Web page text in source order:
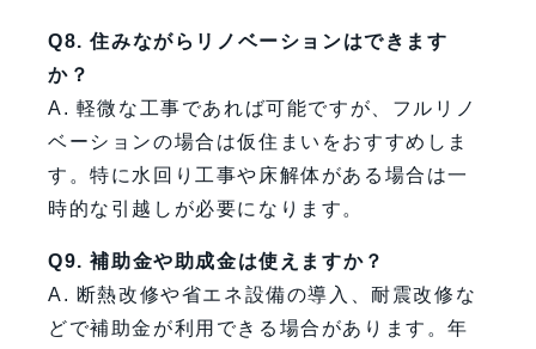
Q8. 住みながらリノベーションはできます
か？
A. 軽微な工事であれば可能ですが、フルリノ
ベーションの場合は仮住まいをおすすめしま
す。特に水回り工事や床解体がある場合は一
時的な引越しが必要になります。
Q9. 補助金や助成金は使えますか？
A. 断熱改修や省エネ設備の導入、耐震改修な
どで補助金が利用できる場合があります。年